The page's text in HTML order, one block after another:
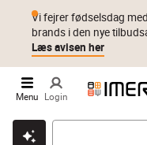
Klik & hent Byt i 1 år
Vi fejrer fødselsdag
brands i den nye
Læs avisen her
Menu Login